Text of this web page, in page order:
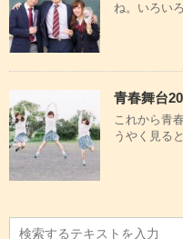
ね。いろい
青春舞台
これから青
うやく見る